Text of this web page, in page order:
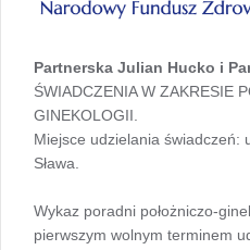
Partnerska Julian Hucko i
ŚWIADCZENIA W ZAKRESIE
GINEKOLOGII.
Miejsce udzielania świadczeń:
Sława.
Wykaz poradni położniczo-
pierwszym wolnym terminem